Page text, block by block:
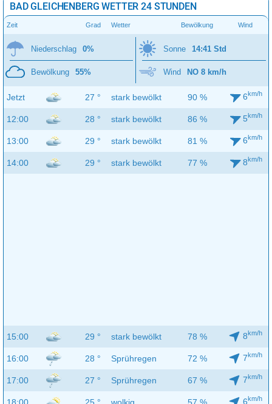
BAD GLEICHENBERG WETTER 24 STUNDEN
Zeit Grad Wetter Bewölkung Wind
Niederschlag 0%
Bewölkung 55%
Sonne 14:41 Std
Wind NO 8 km/h
Jetzt 27 ° stark bewölkt 90 % 6km/h
12:00 28 ° stark bewölkt 86 % 5km/h
13:00 29 ° stark bewölkt 81 % 6km/h
14:00 29 ° stark bewölkt 77 % 8km/h
15:00 29 ° stark bewölkt 78 % 8km/h
16:00 28 ° Sprühregen 72 % 7km/h
17:00 27 ° Sprühregen 67 % 7km/h
6km/h